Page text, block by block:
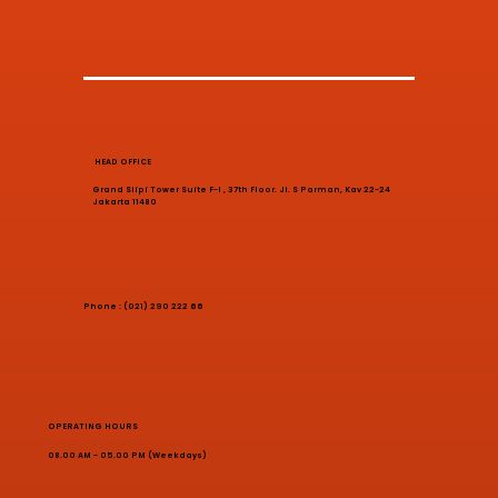
HEAD OFFICE
Grand Slipi Tower Suite F-I , 37th Floor. Jl. S Parman, Kav 22-24
Jakarta 11480
Phone : (021) 290 222 66
OPERATING HOURS
08.00 AM - 05.00 PM (Weekdays)